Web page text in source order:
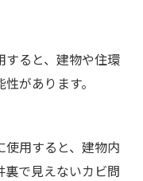
ると、建物や住環
があります。
使用すると、建物内
で見えないカビ問